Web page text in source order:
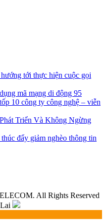
tới thực hiện cuộc gọi
mã mạng di động 95
10 công ty công nghệ – viễn
Triển Và Không Ngừng
đẩy giảm nghèo thông tin
All Rights Reserved